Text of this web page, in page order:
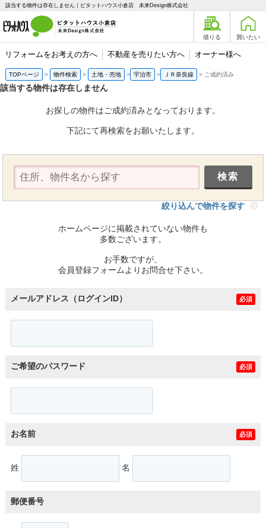
該当する物件は存在しません｜ピタットハウス小倉店 未来Design株式会社
借りる 買いたい
リフォームをお考えの方へ 不動産を売りたい方へ オーナー様へ
TOPページ 物件検索 土地・売地 宇治市 ＪＲ奈良線 ご成約済み
該当する物件は存在しません
お探しの物件はご成約済みとなっております。
下記にて再検索をお願いたします。
絞り込んで物件を探す
ホームページに掲載されていない物件も
多数ございます。
お手数ですが、
会員登録フォームよりお問合せ下さい。
メールアドレス（ログインID） 必須
ご希望のパスワード 必須
お名前 必須
姓 名
郵便番号